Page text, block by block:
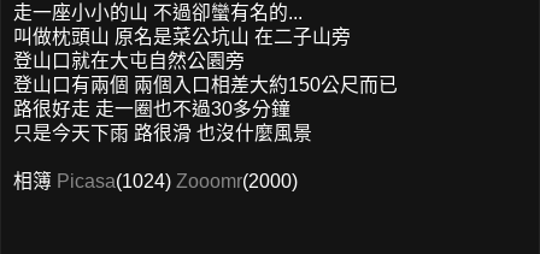
走一座小小的山 不過卻蠻有名的...
叫做枕頭山 原名是菜公坑山 在二子山旁
登山口就在大屯自然公園旁
登山口有兩個 兩個入口相差大約150公尺而已
路很好走 走一圈也不過30多分鐘
只是今天下雨 路很滑 也沒什麼風景
相簿 Picasa(1024) Zooomr(2000)